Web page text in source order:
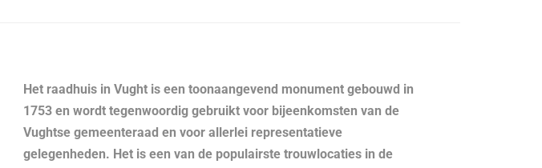
Het raadhuis in Vught is een toonaangevend monument gebouwd in
1753 en wordt tegenwoordig gebruikt voor bijeenkomsten van de
Vughtse gemeenteraad en voor allerlei representatieve
gelegenheden. Het is een van de populairste trouwlocaties in de